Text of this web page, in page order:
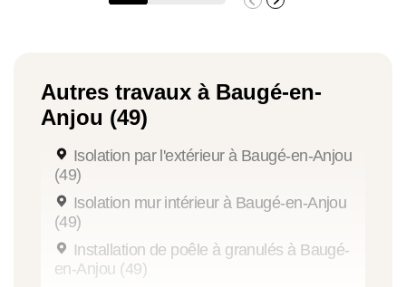
Autres travaux à Baugé-en-
Anjou (49)
Isolation par l'extérieur à Baugé-en-Anjou
(49)
Isolation mur intérieur à Baugé-en-Anjou
(49)
Installation de poêle à granulés à Baugé-
en-Anjou (49)